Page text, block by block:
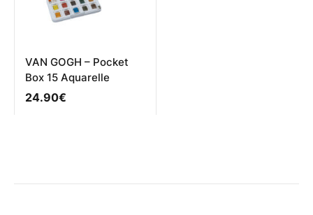
produit
VAN GOGH – Pocket
Box 15 Aquarelle
24.90€